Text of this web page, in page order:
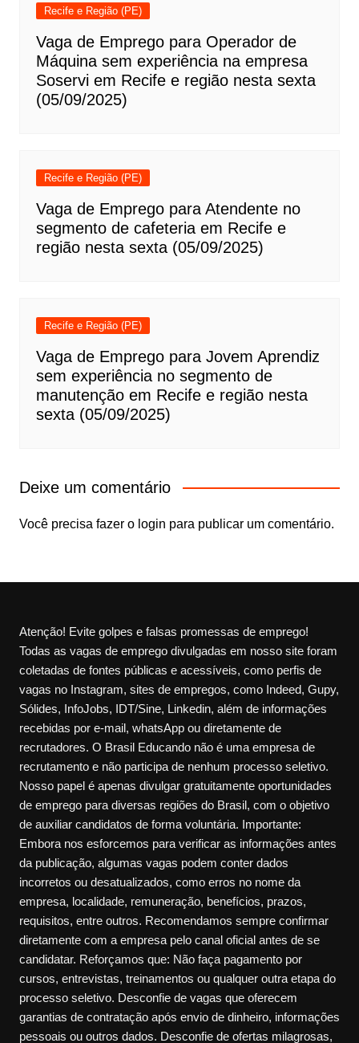
Recife e Região (PE)
Vaga de Emprego para Operador de
Máquina sem experiência na empresa
Soservi em Recife e região nesta sexta
(05/09/2025)
Recife e Região (PE)
Vaga de Emprego para Atendente no
segmento de cafeteria em Recife e
região nesta sexta (05/09/2025)
Recife e Região (PE)
Vaga de Emprego para Jovem Aprendiz
sem experiência no segmento de
manutenção em Recife e região nesta
sexta (05/09/2025)
Deixe um comentário
Você precisa fazer o login para publicar um comentário.
Atenção! Evite golpes e falsas promessas de emprego!
Todas as vagas de emprego divulgadas em nosso site foram
coletadas de fontes públicas e acessíveis, como perfis de
vagas no Instagram, sites de empregos, como Indeed, Gupy,
Sólides, InfoJobs, IDT/Sine, Linkedin, além de informações
recebidas por e-mail, whatsApp ou diretamente de
recrutadores. O Brasil Educando não é uma empresa de
recrutamento e não participa de nenhum processo seletivo.
Nosso papel é apenas divulgar gratuitamente oportunidades
de emprego para diversas regiões do Brasil, com o objetivo
de auxiliar candidatos de forma voluntária. Importante:
Embora nos esforcemos para verificar as informações antes
da publicação, algumas vagas podem conter dados
incorretos ou desatualizados, como erros no nome da
empresa, localidade, remuneração, benefícios, prazos,
requisitos, entre outros. Recomendamos sempre confirmar
diretamente com a empresa pelo canal oficial antes de se
candidatar. Reforçamos que: Não faça pagamento por
cursos, entrevistas, treinamentos ou qualquer outra etapa do
processo seletivo. Desconfie de vagas que oferecem
garantias de contratação após envio de dinheiro, informações
pessoais ou outros dados. Desconfie de ofertas milagrosas,